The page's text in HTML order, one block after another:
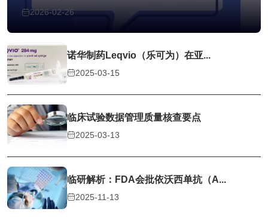
2026-02-26
诺华制药Leqvio（乐可为）在亚...
2025-03-15
临床试验数据管理质量核查要点
2025-03-13
临研解析：FDA会批依沃西单抗（A...
2025-11-13